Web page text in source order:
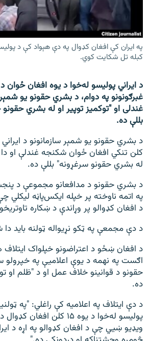
دري پاڼه
Azadi English
راسره ملګري شئ
د ازادې اروپا/ ازادي راډيو ټولې پاڼې
په ایران کې افغان کډوال په دې هېواد کې د
کبله تل شکایت کوي.
د ایراني پولیسو له‌خوا د یوه افغان
غبرګونونو په دوام، د بشري حقونو یو
غندلی او "توکمیز توپير او له بشري
بللې ده.
کلن تنکي افغان ځوان شکنجه غندلې او دا
له بشري حقونو سرغړونه" بللې ده.
د بشري حقونو د مدافعانو مجموعې د
په اتمه ناوخته پر خپله ایکس‌پاڼه لیکلي
د افغان کډوالو پر وړاندې د ښکاره
د دې مجمعې په ټکو نړیواله ټولنه باید
د افغان ښځو د اعتراضونو خپلواک
اګست په نهمه د یوې اعلامیې په
حقونو د قوانینو خلاف عمل او د "ظلم او
ده.
د دې ایتلاف په اعلاميه کې راغلي: "په
پولیسو له‌خوا د یوه ۱۵ کلن
ویډیو ښيي چې د افغان کډوالو په اړه د